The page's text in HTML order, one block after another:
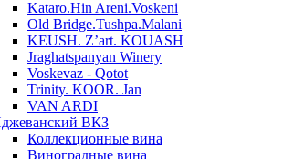
Kataro.Hin Areni.Voskeni
Old Bridge.Tushpa.Malani
KEUSH. Z’art. KOUASH
Jraghatspanyan Winery
Voskevaz - Qotot
Trinity. KOOR. Jan
VAN ARDI
ВКЗ
Коллекционные вина
Виноградные вина